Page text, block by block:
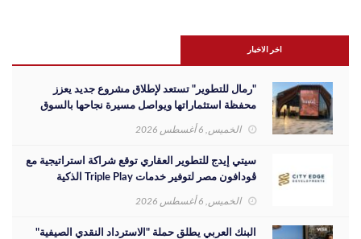
اخر الاخبار
"رمال للتطوير" تستعد لإطلاق مشروع جديد يعزز
محفظة استثماراتها ويواصل مسيرة نجاحها بالسوق
الخميس, 6 أغسطس 2026
سيتي إيدج للتطوير العقاري توقع شراكة استراتيجية مع
ڤودافون مصر لتوفير خدمات Triple Play الذكية
بمشروع داون تاون بمدينة العلمين الجديدة
الخميس, 6 أغسطس 2026
البنك العربي يطلق حملة "الاسترداد النقدي الصيفية"